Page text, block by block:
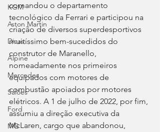
KGM
Aston Martin
Dicas
Alpine
Mercedes
Salões
Ford
MG
comandou o departamento
tecnológico da Ferrari e participou na
criação de diversos superdesportivos
muitíssimo bem-sucedidos do
construtor de Maranello,
nomeadamente nos primeiros
equipados com motores de
combustão apoiados por motores
elétricos. A 1 de julho de 2022, por fim,
assumiu a direção executiva da
McLaren, cargo que abandonou,